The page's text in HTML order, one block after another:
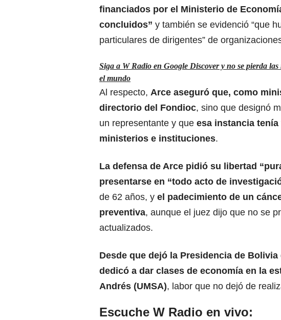
financiados por el Ministerio de
concluidos” y también se evidenció “que
particulares de dirigentes” de
Siga a W Radio en Google Discover y no se pierda
el mundo
Al respecto, Arce aseguró que, como
directorio del Fondioc, sino que designó
un representante y que esa instancia
ministerios e instituciones.
La defensa de Arce pidió su libertad
presentarse en “todo acto de
de 62 años, y el padecimiento de un
preventiva, aunque el juez dijo que no se
actualizados.
Desde que dejó la Presidencia de Bolivia
dedicó a dar clases de economía en la
Andrés (UMSA), labor que no dejó de
Escuche W Radio en vivo: